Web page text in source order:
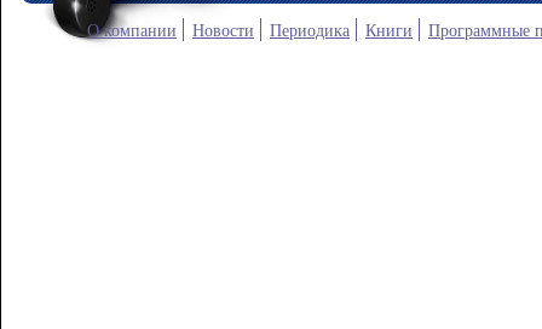
О компании Новости Периодика Книги Программные